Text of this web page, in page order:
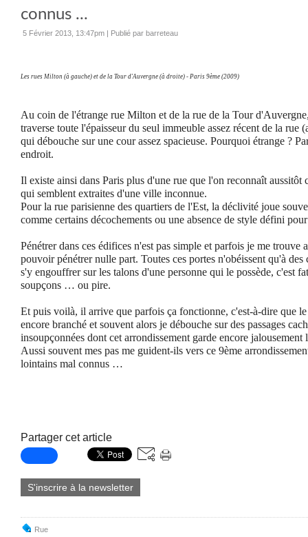
connus ...
5 Février 2013, 13:47pm | Publié par barreteau
Les rues Milton (à gauche) et de la Tour d'Auvergne (à droite) - Paris 9ème (2009)
Au coin de l'étrange rue Milton et de la rue de la Tour
traverse toute l'épaisseur du seul immeuble assez récent de la rue
qui débouche sur une cour assez spacieuse. Pourquoi étrange ?
endroit.
Il existe ainsi dans Paris plus d'une rue que l'on reconnaît aussitôt
qui semblent extraites d'une ville inconnue.
Pour la rue parisienne des quartiers de l'Est, la déclivité joue
comme certains décochements ou une absence de style défini
Pénétrer dans ces édifices n'est pas simple et parfois je me trouve
pouvoir pénétrer nulle part. Toutes ces portes n'obéissent qu'à
s'y engouffrer sur les talons d'une personne qui le possède, c'est
soupçons … ou pire.
Et puis voilà, il arrive que parfois ça fonctionne, c'est-à-dire que
encore branché et souvent alors je débouche sur des passages
insoupçonnées dont cet arrondissement garde encore jalousement
Aussi souvent mes pas me guident-ils vers ce 9ème
lointains mal connus …
Partager cet article
S'inscrire à la newsletter
Rue